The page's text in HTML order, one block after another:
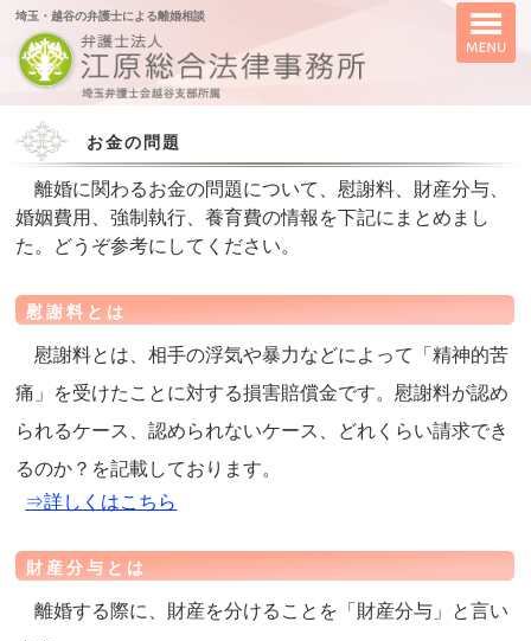
埼玉・越谷の弁護士による離婚相談
お金の問題
離婚に関わるお金の問題について、慰謝料、財産分与、
婚姻費用、強制執行、養育費の情報を下記にまとめまし
た。どうぞ参考にしてください。
慰謝料とは
慰謝料とは、相手の浮気や暴力などによって「精神的苦
痛」を受けたことに対する損害賠償金です。慰謝料が認め
られるケース、認められないケース、どれくらい請求でき
るのか？を記載しております。
⇒詳しくはこちら
財産分与とは
離婚する際に、財産を分けることを「財産分与」と言い